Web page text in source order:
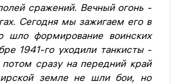
сражений. Вечный огонь -
Сегодня мы зажигаем его в
шло формирование воинских
1941-го уходили танкисты -
сразу на передний край
земле не шли бои, но